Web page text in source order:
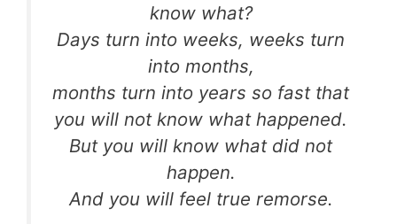
know what?
Days turn into weeks, weeks turn
into months,
months turn into years so fast that
you will not know what happened.
But you will know what did not
happen.
And you will feel true remorse.